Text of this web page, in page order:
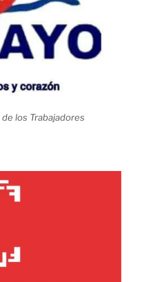
los Trabajadores